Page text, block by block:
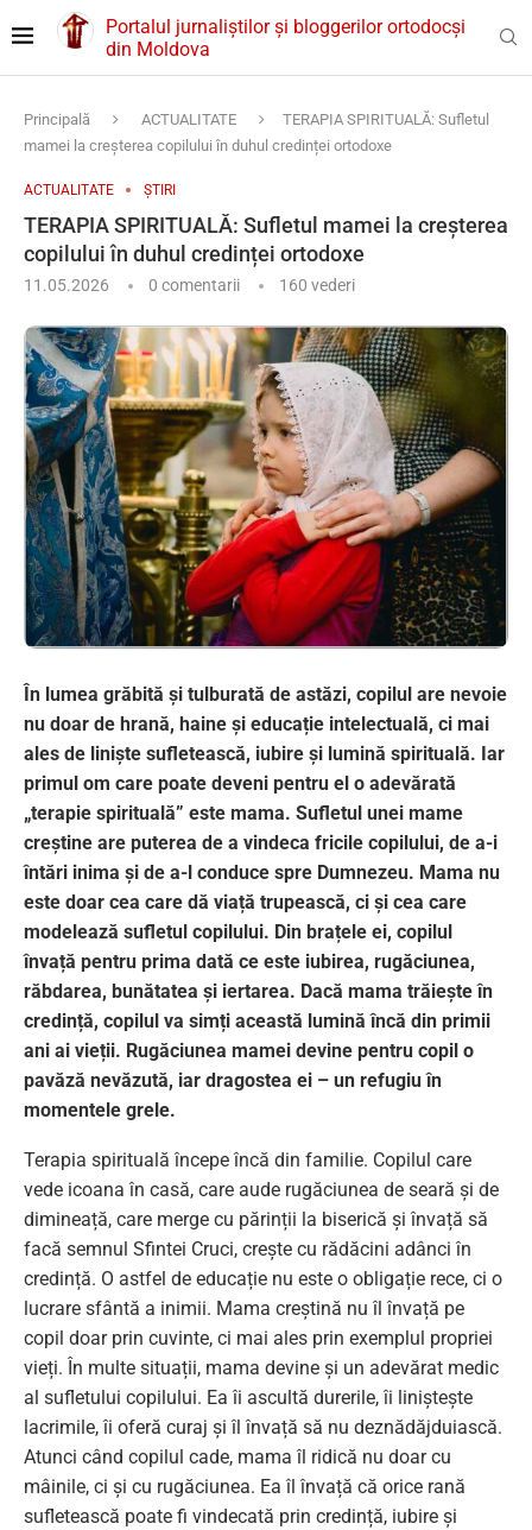
Portalul jurnaliștilor și bloggerilor ortodocși
din Moldova
Principală ACTUALITATE
TERAPIA SPIRITUALĂ: Sufletul
mamei la creșterea copilului în duhul credinței ortodoxe
ACTUALITATE ȘTIRI
TERAPIA SPIRITUALĂ: Sufletul mamei la creșterea
copilului în duhul credinței ortodoxe
11.05.2026 0 comentarii 160 vederi
În lumea grăbită și tulburată de astăzi, copilul are nevoie
nu doar de hrană, haine și educație intelectuală, ci mai
ales de liniște sufletească, iubire și lumină spirituală. Iar
primul om care poate deveni pentru el o adevărată
„terapie spirituală” este mama. Sufletul unei mame
creștine are puterea de a vindeca fricile copilului, de a-i
întări inima și de a-l conduce spre Dumnezeu. Mama nu
este doar cea care dă viață trupească, ci și cea care
modelează sufletul copilului. Din brațele ei, copilul
învață pentru prima dată ce este iubirea, rugăciunea,
răbdarea, bunătatea și iertarea. Dacă mama trăiește în
credință, copilul va simți această lumină încă din primii
ani ai vieții. Rugăciunea mamei devine pentru copil o
pavăză nevăzută, iar dragostea ei – un refugiu în
momentele grele.
Terapia spirituală începe încă din familie. Copilul care
vede icoana în casă, care aude rugăciunea de seară și de
dimineață, care merge cu părinții la biserică și învață să
facă semnul Sfintei Cruci, crește cu rădăcini adânci în
credință. O astfel de educație nu este o obligație rece, ci o
lucrare sfântă a inimii. Mama creștină nu îl învață pe
copil doar prin cuvinte, ci mai ales prin exemplul propriei
vieți. În multe situații, mama devine și un adevărat medic
al sufletului copilului. Ea îi ascultă durerile, îi liniștește
lacrimile, îi oferă curaj și îl învață să nu deznădăjduiască.
Atunci când copilul cade, mama îl ridică nu doar cu
mâinile, ci și cu rugăciunea. Ea îl învață că orice rană
sufletească poate fi vindecată prin credință, iubire și